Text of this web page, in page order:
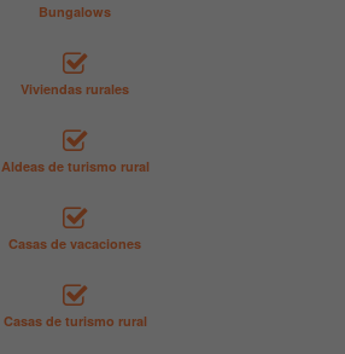
Bungalows
Viviendas rurales
Aldeas de turismo rural
Casas de vacaciones
Casas de turismo rural